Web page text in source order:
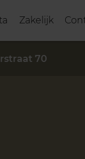
Zakelijk
70